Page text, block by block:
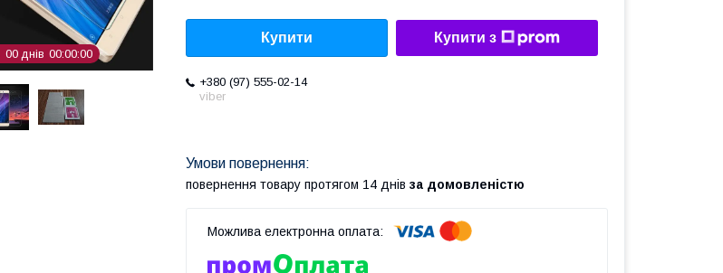
00 днів 00 00 00
Купити Купити з
+380 (97) 555-02-14
viber
повернення товару протягом 14 днів за домовленістю